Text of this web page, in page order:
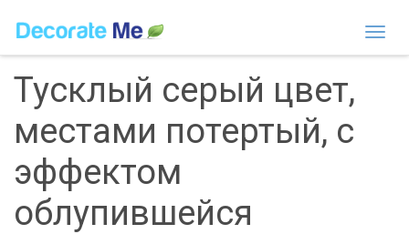
Тусклый серый цвет,
местами потертый, с
эффектом
облупившейся